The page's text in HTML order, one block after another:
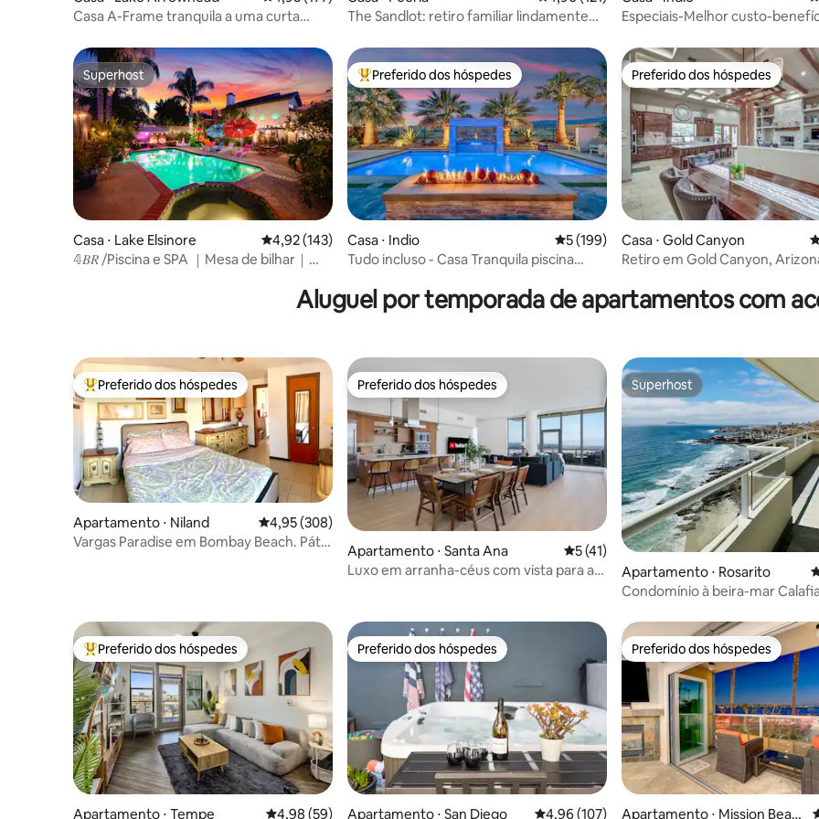
Casa A-Frame tranquila a uma curta
condicionado
The Sandlot: retiro familiar lindamente
Especiais-Melhor custo-
Superhost
Superhost
Casa ⋅ Lake Elsinore 4,92 de uma avaliação média de 5, 143 avaliações
4,92 (143)
𝟜𝐵𝑅 /Piscina e SPA ｜Mesa de bilhar｜
Entre os melhores preferidos dos hóspedes
Preferido dos hóspedes
Casa ⋅ Indio 5 de uma avaliação média de 5, 199
5 (199)
Tudo incluso - Casa Tranquila piscina
Preferido dos hóspedes
Preferido dos hóspedes
Casa ⋅ Gold Canyon
Retiro em Gold Canyon,
Aluguel por temporada de apartamentos com
Entre os melhores preferidos dos hóspedes
Preferido dos hóspedes
Apartamento ⋅ Niland 4,95 de uma avaliação média de 5, 308 avaliações
4,95 (308)
Vargas Paradise em Bombay Beach. Pátio
Preferido dos hóspedes
Preferido dos hóspedes
Apartamento ⋅ Santa Ana 5 de uma avaliação média de 5, 41
5 (41)
Luxo em arranha-céus com vista para a
Superhost
Superhost
Apartamento ⋅ Rosarito
Condomínio à beira-mar
Entre os melhores preferidos dos hóspedes
Preferido dos hóspedes
Apartamento ⋅ Tempe 4,98 de uma avaliação média de 5, 59 avaliações
4,98 (59)
Preferido dos hóspedes
Preferido dos hóspedes
Apartamento ⋅ San Diego 4,96 de uma avaliação média de 5, 107
4,96 (107)
Preferido dos hóspedes
Preferido dos hóspedes
Apartamento ⋅ Mission Beac